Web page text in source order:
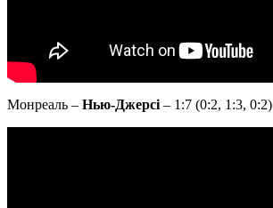
Монреаль – Нью-Джерсі – 1:7 (0:2, 1:3, 0:2)